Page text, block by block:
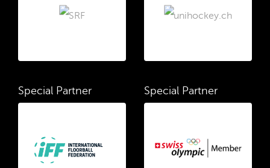
Special Partner Special Partner